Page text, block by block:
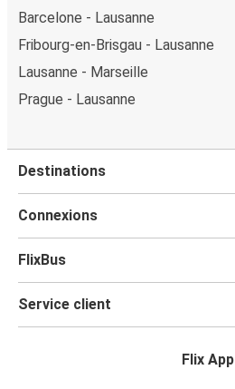
Barcelone - Lausanne
Fribourg-en-Brisgau - Lausanne
Lausanne - Marseille
Prague - Lausanne
Destinations
Connexions
FlixBus
Service client
Flix App